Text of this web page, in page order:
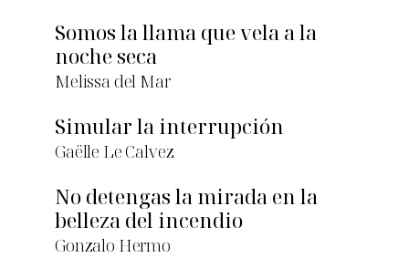
Somos la llama que vela a la
noche seca
Melissa del Mar
Simular la interrupción
Gaëlle Le Calvez
No detengas la mirada en la
belleza del incendio
Gonzalo Hermo